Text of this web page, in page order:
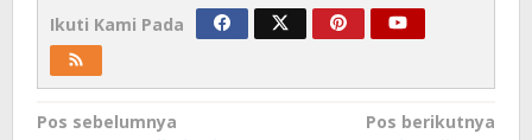
Ikuti Kami Pada
Navigasi
Pos sebelumnya
Pos berikutnya